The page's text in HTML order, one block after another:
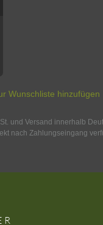
Wunschliste hinzufügen
und Versand innerhalb
nach Zahlungseingang